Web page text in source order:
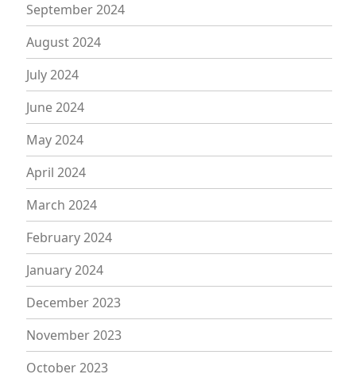
September 2024
August 2024
July 2024
June 2024
May 2024
April 2024
March 2024
February 2024
January 2024
December 2023
November 2023
October 2023